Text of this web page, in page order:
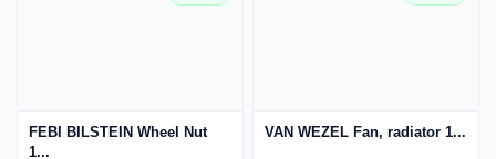
FEBI BILSTEIN Wheel Nut
1...
VAN WEZEL Fan, radiator 1...